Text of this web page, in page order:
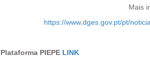
Mais
https://www.dges.gov.pt/pt/
Plataforma PIEPE LINK